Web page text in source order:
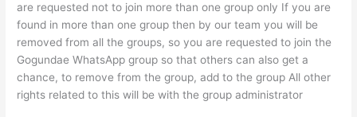
are requested not to join more than one group only If you are
found in more than one group then by our team you will be
removed from all the groups, so you are requested to join the
Gogundae WhatsApp group so that others can also get a
chance, to remove from the group, add to the group All other
rights related to this will be with the group administrator